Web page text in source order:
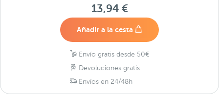
13,94 €
Añadir a la cesta
Envío gratis desde 50€
Devoluciones gratis
Envíos en 24/48h